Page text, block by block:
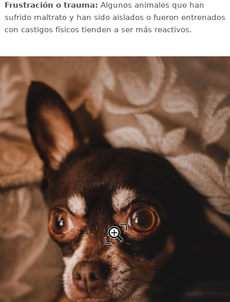
Frustración o trauma: Algunos animales que han
sufrido maltrato y han sido aislados o fueron entrenados
con castigos físicos tienden a ser más reactivos.